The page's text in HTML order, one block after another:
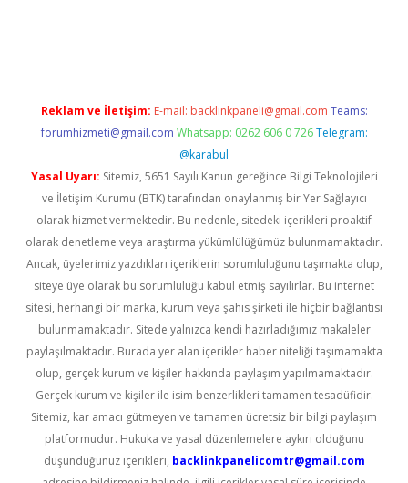
Reklam ve İletişim: E-mail: backlinkpaneli@gmail.com Teams:
forumhizmeti@gmail.com Whatsapp: 0262 606 0 726 Telegram:
@karabul
Yasal Uyarı: Sitemiz, 5651 Sayılı Kanun gereğince Bilgi Teknolojileri
ve İletişim Kurumu (BTK) tarafından onaylanmış bir Yer Sağlayıcı
olarak hizmet vermektedir. Bu nedenle, sitedeki içerikleri proaktif
olarak denetleme veya araştırma yükümlülüğümüz bulunmamaktadır.
Ancak, üyelerimiz yazdıkları içeriklerin sorumluluğunu taşımakta olup,
siteye üye olarak bu sorumluluğu kabul etmiş sayılırlar. Bu internet
sitesi, herhangi bir marka, kurum veya şahıs şirketi ile hiçbir bağlantısı
bulunmamaktadır. Sitede yalnızca kendi hazırladığımız makaleler
paylaşılmaktadır. Burada yer alan içerikler haber niteliği taşımamakta
olup, gerçek kurum ve kişiler hakkında paylaşım yapılmamaktadır.
Gerçek kurum ve kişiler ile isim benzerlikleri tamamen tesadüfidir.
Sitemiz, kar amacı gütmeyen ve tamamen ücretsiz bir bilgi paylaşım
platformudur. Hukuka ve yasal düzenlemelere aykırı olduğunu
düşündüğünüz içerikleri, backlinkpanelicomtr@gmail.com